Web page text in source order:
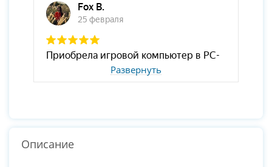
Развернуть
Описание